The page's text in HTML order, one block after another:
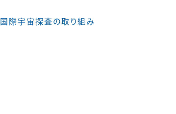
国際宇宙探査の取り組み